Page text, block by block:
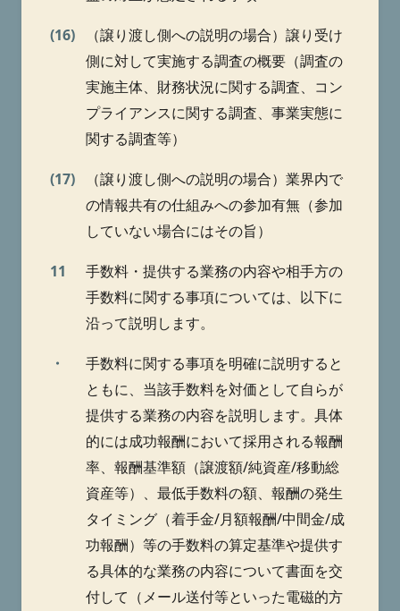
(16)
（譲り渡し側への説明の場合）譲り受け
側に対して実施する調査の概要（調査の
実施主体、財務状況に関する調査、コン
プライアンスに関する調査、事業実態に
関する調査等）
(17)
（譲り渡し側への説明の場合）業界内で
の情報共有の仕組みへの参加有無（参加
していない場合にはその旨）
11
手数料・提供する業務の内容や相手方の
手数料に関する事項については、以下に
沿って説明します。
・
手数料に関する事項を明確に説明すると
ともに、当該手数料を対価として自らが
提供する業務の内容を説明します。具体
的には成功報酬において採用される報酬
率、報酬基準額（譲渡額/純資産/移動総
資産等）、最低手数料の額、報酬の発生
タイミング（着手金/月額報酬/中間金/成
功報酬）等の手数料の算定基準や提供す
る具体的な業務の内容について書面を交
付して（メール送付等といった電磁的方